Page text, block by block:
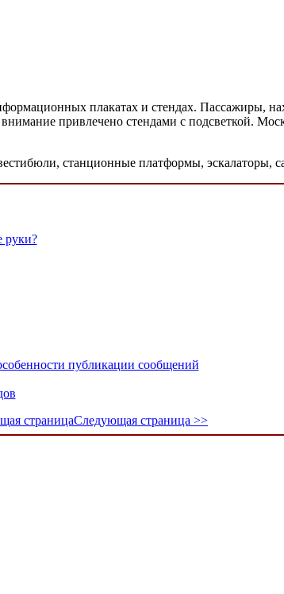
плакатах и стендах. Пассажиры,
привлечено стендами с подсветкой.
станционные платформы, эскалаторы,
руки?
публикации сообщений
страницаСледующая страница >>